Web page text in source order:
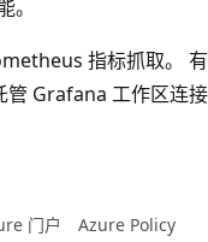
指标抓取。 有
Grafana 工作区连接
门户 Azure Policy